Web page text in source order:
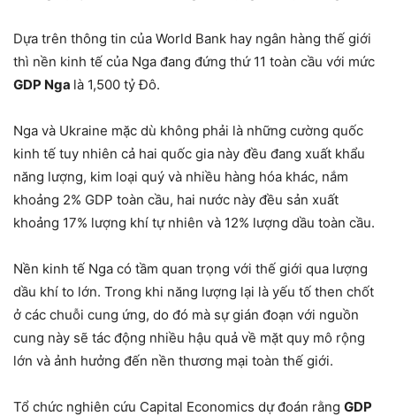
Dựa trên thông tin của World Bank hay ngân hàng thế giới
thì nền kinh tế của Nga đang đứng thứ 11 toàn cầu với mức
GDP Nga là 1,500 tỷ Đô.
Nga và Ukraine mặc dù không phải là những cường quốc
kinh tế tuy nhiên cả hai quốc gia này đều đang xuất khẩu
năng lượng, kim loại quý và nhiều hàng hóa khác, nắm
khoảng 2% GDP toàn cầu, hai nước này đều sản xuất
khoảng 17% lượng khí tự nhiên và 12% lượng dầu toàn cầu.
Nền kinh tế Nga có tầm quan trọng với thế giới qua lượng
dầu khí to lớn. Trong khi năng lượng lại là yếu tố then chốt
ở các chuỗi cung ứng, do đó mà sự gián đoạn với nguồn
cung này sẽ tác động nhiều hậu quả về mặt quy mô rộng
lớn và ảnh hưởng đến nền thương mại toàn thế giới.
Tổ chức nghiên cứu Capital Economics dự đoán rằng GDP